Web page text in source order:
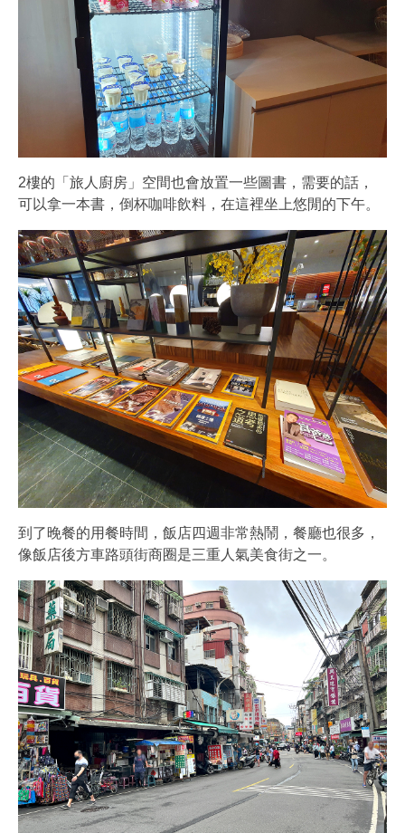
2樓的「旅人廚房」空間也會放置一些圖書，需要的話，
可以拿一本書，倒杯咖啡飲料，在這裡坐上悠閒的下午。
到了晚餐的用餐時間，飯店四週非常熱鬧，餐廳也很多，
像飯店後方車路頭街商圈是三重人氣美食街之一。